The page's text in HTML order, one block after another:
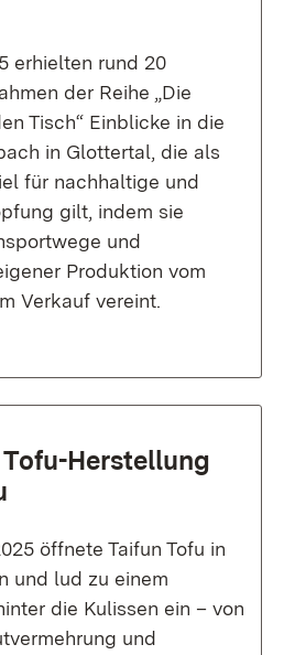
erhielten rund 20
der Reihe „Die
Tisch“ Einblicke in die
in Glottertal, die als
für nachhaltige und
gilt, indem sie
und
Produktion vom
Verkauf vereint.
Herstellung
öffnete Taifun Tofu in
und lud zu einem
die Kulissen ein – von
und